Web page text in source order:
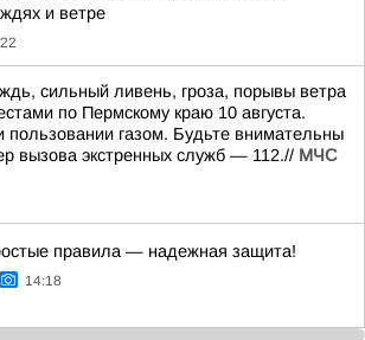
и ветре
сильный ливень, гроза, порывы ветра
по Пермскому краю 10 августа.
пользовании газом. Будьте внимательны
вызова экстренных служб — 112.// МЧС
правила — надежная защита!
14:18